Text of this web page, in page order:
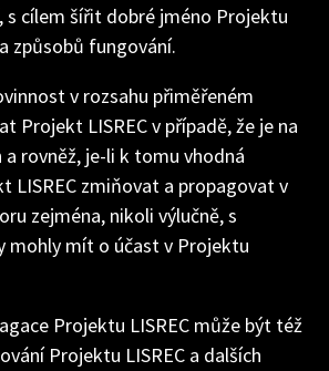
s cílem šířit dobré jméno Projektu
způsobů fungování.
v rozsahu přiměřeném
Projekt LISREC v případě, že je na
rovněž, je-li k tomu vhodná
LISREC zmiňovat a propagovat v
zejména, nikoli výlučně, s
mohly mít o účast v Projektu
Projektu LISREC může být též
Projektu LISREC a dalších